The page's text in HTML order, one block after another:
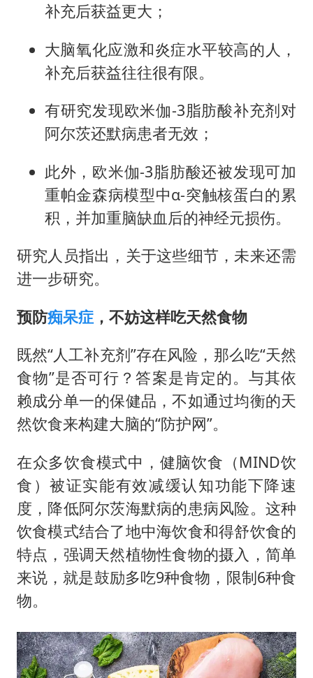
补充后获益更大；
大脑氧化应激和炎症水平较高的人，
补充后获益往往很有限。
有研究发现欧米伽-3脂肪酸补充剂对
阿尔茨还默病患者无效；
此外，欧米伽-3脂肪酸还被发现可加
重帕金森病模型中α-突触核蛋白的累
积，并加重脑缺血后的神经元损伤。
研究人员指出，关于这些细节，未来还需
进一步研究。
预防痴呆症，不妨这样吃天然食物
既然“人工补充剂”存在风险，那么吃“天然
食物”是否可行？答案是肯定的。与其依
赖成分单一的保健品，不如通过均衡的天
然饮食来构建大脑的“防护网”。
在众多饮食模式中，健脑饮食（MIND饮
食）被证实能有效减缓认知功能下降速
度，降低阿尔茨海默病的患病风险。这种
饮食模式结合了地中海饮食和得舒饮食的
特点，强调天然植物性食物的摄入，简单
来说，就是鼓励多吃9种食物，限制6种食
物。